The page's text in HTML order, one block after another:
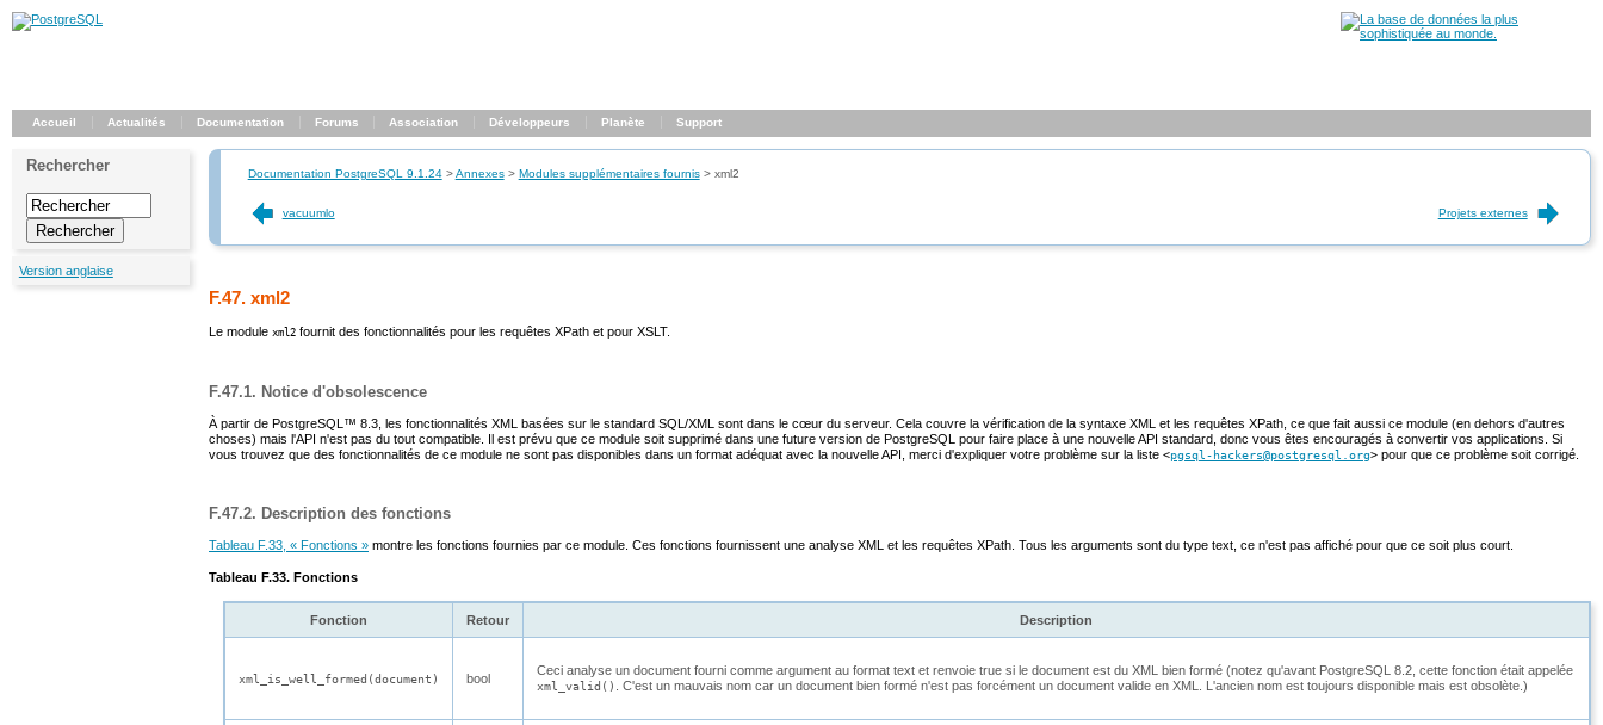
Accueil Actualités Documentation Forums Association Développeurs Planète Support
Rechercher
Version anglaise
Documentation PostgreSQL 9.1.24>Annexes> Modules supplémentaires fournis> xml2
vacuumlo Projets externes
F.47. xml2
Le module xml2 fournit des fonctionnalités pour les requêtes XPath et pour XSLT.
F.47.1. Notice d'obsolescence
À partir de PostgreSQL ™ 8.3, les fonctionnalités XML basées sur le standard SQL/XML sont dans le cœur du serveur. Cela couvre la vérification de la syntaxe XML et les requêtes XPath, ce que fait aussi ce module (en dehors d'autres
choses) mais l'API n'est pas du tout compatible. Il est prévu que ce module soit supprimé dans une future version de PostgreSQL pour faire place à une nouvelle API standard, donc vous êtes encouragés à convertir vos applications. Si
vous trouvez que des fonctionnalités de ce module ne sont pas disponibles dans un format adéquat avec la nouvelle API, merci d'expliquer votre problème sur la liste <pgsql-hackers@postgresql.org> pour que ce problème soit corrigé.
F.47.2. Description des fonctions
Tableau F.33, « Fonctions » montre les fonctions fournies par ce module. Ces fonctions fournissent une analyse XML et les requêtes XPath. Tous les arguments sont du type text , ce n'est pas affiché pour que ce soit plus court.
Tableau F.33. Fonctions
Fonction Retour Description
xml_is_well_formed(document) bool
Ceci analyse un document fourni comme argument au format text et renvoie true si le document est du XML bien formé (notez qu'avant PostgreSQL 8.2, cette fonction était appelée
xml_valid() . C'est un mauvais nom car un document bien formé n'est pas forcément un document valide en XML. L'ancien nom est toujours disponible mais est obsolète.)